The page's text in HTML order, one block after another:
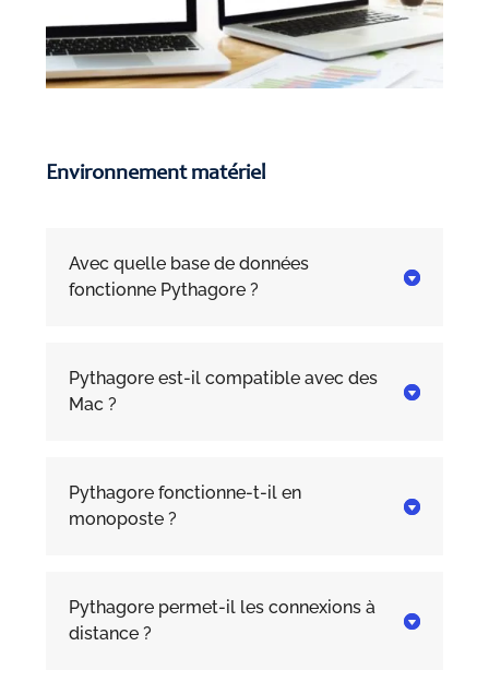
Environnement matériel

Avec quelle base de données
fonctionne Pythagore ?

Pythagore est-il compatible avec des
Mac ?

Pythagore fonctionne-t-il en
monoposte ?

Pythagore permet-il les connexions à
distance ?